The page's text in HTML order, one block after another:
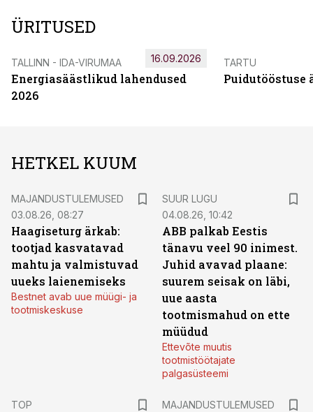
ÜRITUSED
TALLINN - IDA-VIRUMAA
Energiasäästlikud lahendused
2026
16.09.2026 TARTU
Puidutööstuse
HETKEL KUUM
MAJANDUSTULEMUSED
03.08.26, 08:27
Haagiseturg ärkab:
tootjad kasvatavad
mahtu ja valmistuvad
uueks laienemiseks
Bestnet avab uue müügi- ja
tootmiskeskuse
SUUR LUGU
04.08.26, 10:42
ABB palkab Eestis
tänavu veel 90 inimest.
Juhid avavad plaane:
suurem seisak on läbi,
uue aasta
tootmismahud on ette
müüdud
Ettevõte muutis
tootmistöötajate
palgasüsteemi
TOP
MAJANDUSTULEMUSED